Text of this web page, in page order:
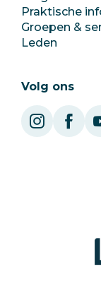
Praktische
Groepen &
Leden
Volg ons